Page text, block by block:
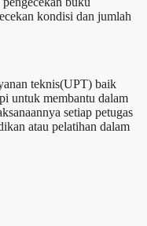
kondisi dan jumlah
teknis(UPT) baik
untuk membantu dalam
setiap petugas
atau pelatihan dalam